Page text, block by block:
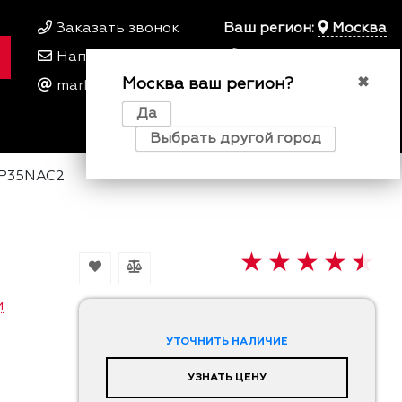
Заказать звонок
Написать нам
marketing@kfork.ru
Ваш регион: Москва
✖
Москва ваш регион?
Да
Выбрать другой город
Пн-Пт 9
00
0
УТОЧНИТЬ НАЛИЧИЕ
УЗНАТЬ ЦЕНУ